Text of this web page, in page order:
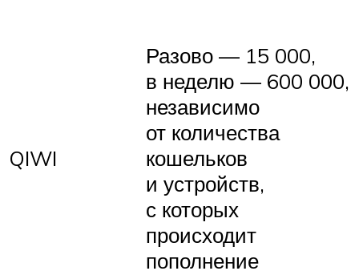
QIWI
Разово — 15 000,
в неделю — 600 000,
независимо
от количества
кошельков
и устройств,
с которых
происходит
пополнение